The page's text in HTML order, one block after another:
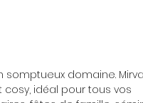
domaine.
idéal pour tous vos